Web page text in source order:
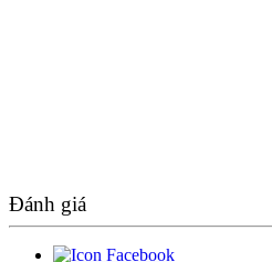
Đánh giá